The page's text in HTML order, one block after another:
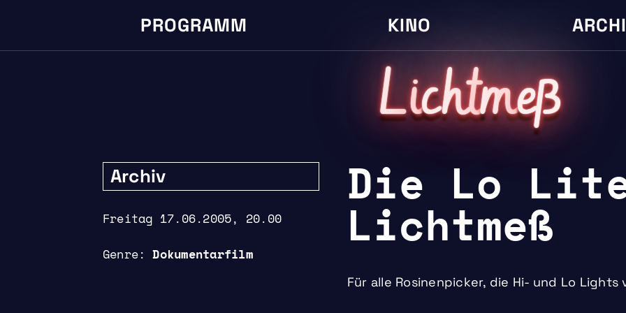
PROGRAMM KINO
Lichtmeß
Archiv
Freitag 17.06.2005, 20.00
Genre Dokumentarfilm
Die Lo
Lichtmeß
Für alle Rosinenpicker, die Hi- und Lo Lights